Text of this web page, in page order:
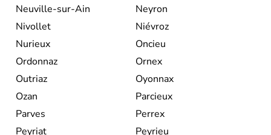
Neuville-sur-Ain
Neyron
Nivollet
Niévroz
Nurieux
Oncieu
Ordonnaz
Ornex
Outriaz
Oyonnax
Ozan
Parcieux
Parves
Perrex
Peyriat
Peyrieu